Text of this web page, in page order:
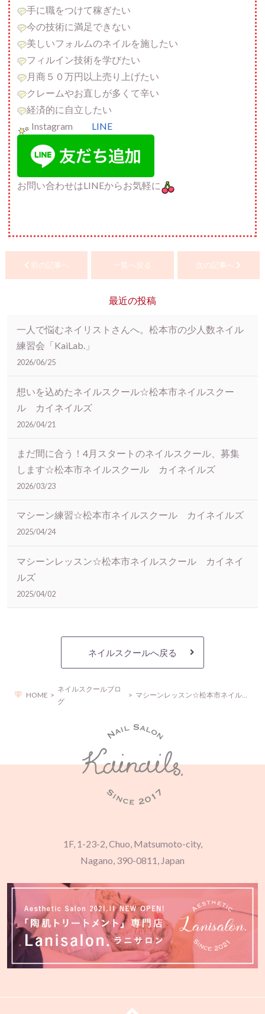
手に職をつけて稼ぎたい
今の技術に満足できない
美しいフォルムのネイルを施したい
フィルイン技術を学びたい
月商５０万円以上売り上げたい
クレームやお直しが多くて辛い
経済的に自立したい
Instagram LINE
お問い合わせはLINEからお気軽に
前の記事へ 一覧へ戻る 次の記事へ
最近の投稿
一人で悩むネイリストさんへ。松本市の少人数ネイル
練習会「KaiLab.」
2026/06/25
想いを込めたネイルスクール☆松本市ネイルスクー
ル カイネイルズ
2026/04/21
まだ間に合う！4月スタートのネイルスクール、募集
します☆松本市ネイルスクール カイネイルズ
2026/03/23
マシーン練習☆松本市ネイルスクール カイネイルズ
2025/04/24
マシーンレッスン☆松本市ネイルスクール カイネイ
ルズ
2025/04/02
ネイルスクールへ戻る
HOME
ネイルスクールブロ
グ
マシーンレッスン☆松本市ネイルスクール カイネイルズ
1F, 1-23-2, Chuo, Matsumoto-city,
Nagano, 390-0811, Japan